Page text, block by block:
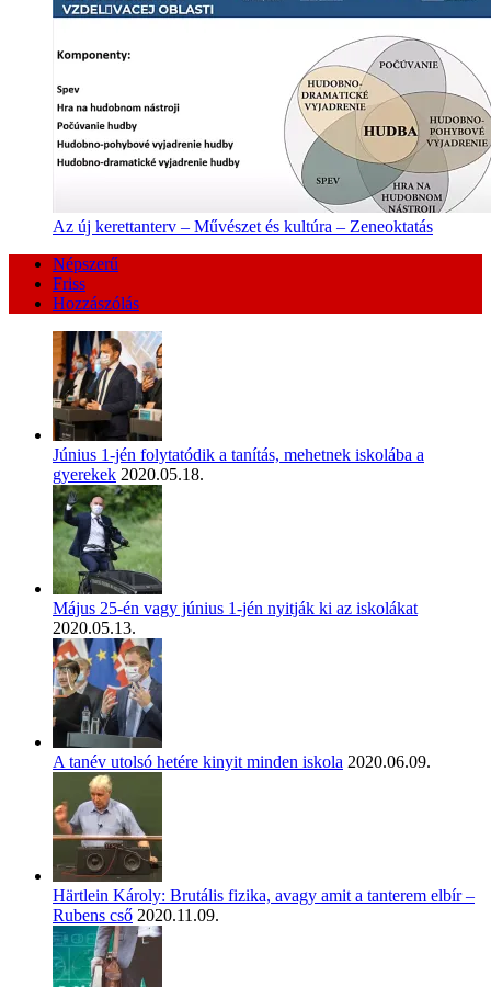
Az új kerettanterv – Művészet és kultúra – Zeneoktatás
Népszerű
Friss
Hozzászólás
Június 1-jén folytatódik a tanítás, mehetnek iskolába a
gyerekek 2020.05.18.
Május 25-én vagy június 1-jén nyitják ki az iskolákat
2020.05.13.
A tanév utolsó hetére kinyit minden iskola 2020.06.09.
Härtlein Károly: Brutális fizika, avagy amit a tanterem elbír –
Rubens cső 2020.11.09.